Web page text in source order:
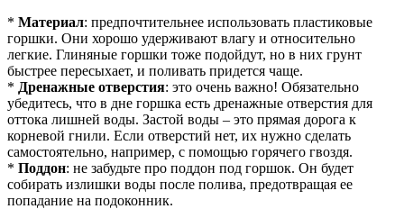
* Материал: предпочтительнее использовать пластиковые
горшки. Они хорошо удерживают влагу и относительно
легкие. Глиняные горшки тоже подойдут, но в них грунт
быстрее пересыхает, и поливать придется чаще.
* Дренажные отверстия: это очень важно! Обязательно
убедитесь, что в дне горшка есть дренажные отверстия для
оттока лишней воды. Застой воды – это прямая дорога к
корневой гнили. Если отверстий нет, их нужно сделать
самостоятельно, например, с помощью горячего гвоздя.
* Поддон: не забудьте про поддон под горшок. Он будет
собирать излишки воды после полива, предотвращая ее
попадание на подоконник.